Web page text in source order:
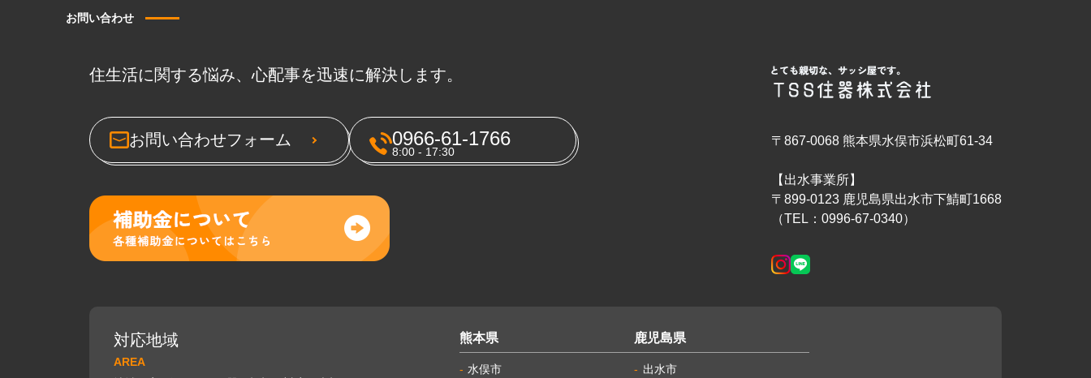
お問い合わせ
住生活に関する悩み、心配事を迅速に解決します。
お問い合わせフォーム 0966-61-1766
8:00 - 17:30
〒867-0068 熊本県水俣市浜松町61-34
【出水事業所】
〒899-0123 鹿児島県出水市下鯖町1668
（TEL：0996-67-0340）
対応地域
AREA
熊本県
水俣市
鹿児島県
出水市